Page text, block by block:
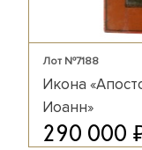
Лот №7188
Икона
Иоанн»
290 000